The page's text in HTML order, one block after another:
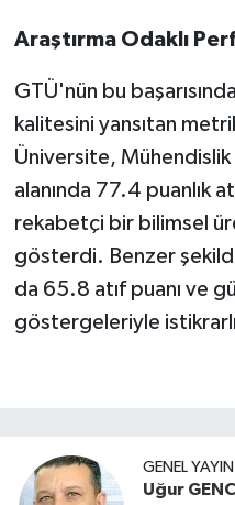
Araştırma Odaklı
GTÜ'nün bu
kalitesini yansıtan
Üniversite, Mühendislik
alanında 77.4 puanlık
rekabetçi bir bilimsel
gösterdi. Benzer
da 65.8 atıf puanı ve
göstergeleriyle
GENEL
Uğur